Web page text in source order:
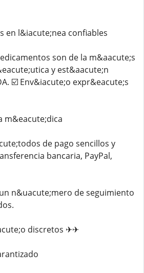
en l&iacute;nea confiables
son de la m&aacute;s
y est&aacute;n
☑️ Env&iacute;o expr&eacute;s
m&eacute;dica
de pago sencillos y
bancaria, PayPal,
n&uacute;mero de seguimiento
discretos ✈✈